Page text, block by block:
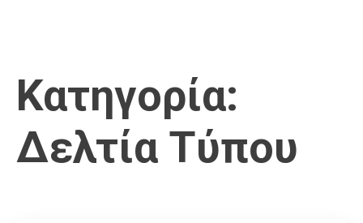
Κατηγορία:
Δελτία Τύπου